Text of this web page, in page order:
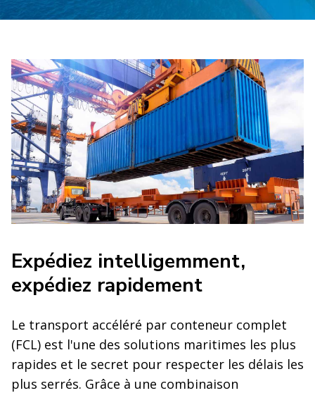
Expédiez intelligemment,
expédiez rapidement
Le transport accéléré par conteneur complet
(FCL) est l'une des solutions maritimes les plus
rapides et le secret pour respecter les délais les
plus serrés. Grâce à une combinaison